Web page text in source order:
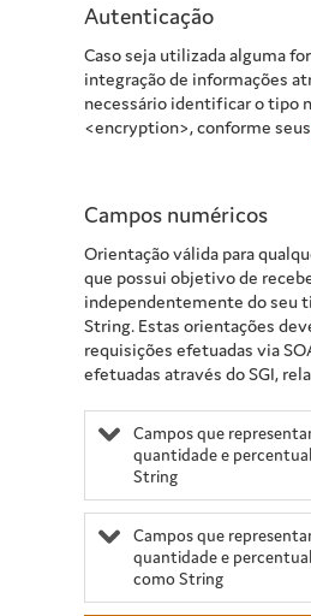
Autenticação
Caso seja utilizada alguma
integração de informações
necessário identificar o tipo
<encryption>, conforme seus
Campos numéricos
Orientação válida para
que possui objetivo de
independentemente do seu
String. Estas orientações
requisições efetuadas via
efetuadas através do SGI,
Campos que
quantidade e
String
Campos que
quantidade e
como String